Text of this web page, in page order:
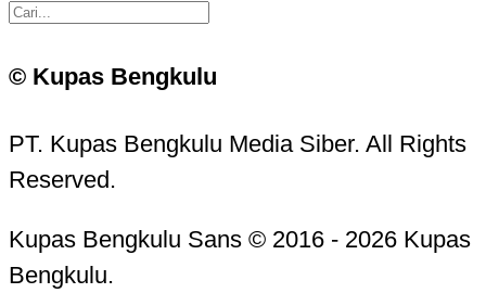
© Kupas Bengkulu
PT. Kupas Bengkulu Media Siber. All Rights
Reserved.
Kupas Bengkulu Sans © 2016 - 2026 Kupas
Bengkulu.